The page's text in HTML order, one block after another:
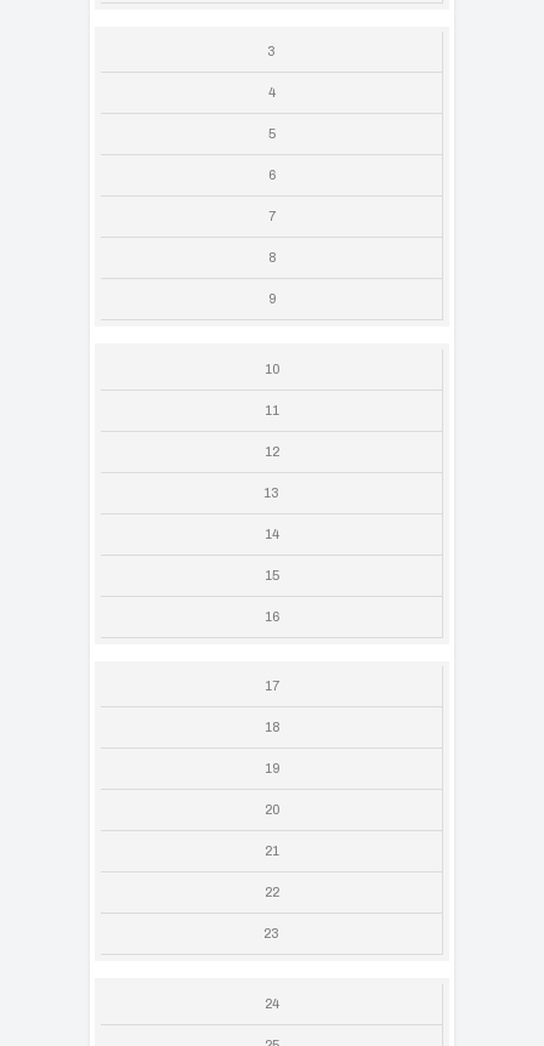
3
4
5
6
7
8
9
10
11
12
13
14
15
16
17
18
19
20
21
22
23
24